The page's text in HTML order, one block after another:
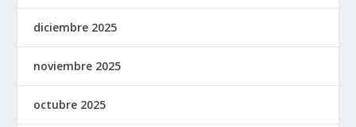
diciembre 2025
noviembre 2025
octubre 2025